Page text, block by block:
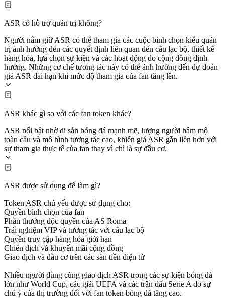
ASR có hỗ trợ quản trị không?
Người nắm giữ ASR có thể tham gia các cuộc bình chọn kiểu quản
trị ảnh hưởng đến các quyết định liên quan đến câu lạc bộ, thiết kế
hàng hóa, lựa chọn sự kiện và các hoạt động do cộng đồng định
hướng. Những cơ chế tương tác này có thể ảnh hưởng đến dự đoán
giá ASR dài hạn khi mức độ tham gia của fan tăng lên.
ASR khác gì so với các fan token khác?
ASR nổi bật nhờ di sản bóng đá mạnh mẽ, lượng người hâm mộ
toàn cầu và mô hình tương tác cao, khiến giá ASR gắn liền hơn với
sự tham gia thực tế của fan thay vì chỉ là sự đầu cơ.
ASR được sử dụng để làm gì?
Token ASR chủ yếu được sử dụng cho:
Quyền bình chọn của fan
Phần thưởng độc quyền của AS Roma
Trải nghiệm VIP và tương tác với câu lạc bộ
Quyền truy cập hàng hóa giới hạn
Chiến dịch và khuyến mãi cộng đồng
Giao dịch và đầu cơ trên các sàn tiền điện tử
Nhiều người dùng cũng giao dịch ASR trong các sự kiện bóng đá
lớn như World Cup, các giải UEFA và các trận đấu Serie A do sự
chú ý của thị trường đối với fan token bóng đá tăng cao.